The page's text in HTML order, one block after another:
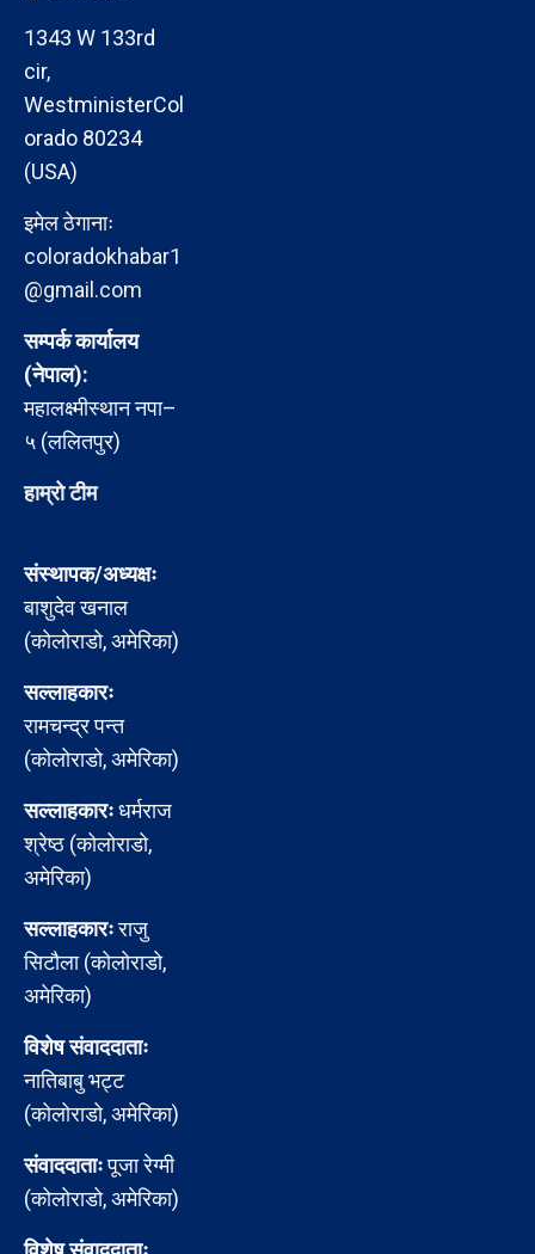
1343 W 133rd
cir,
WestministerCol
orado 80234
(USA)
इमेल ठेगानाः
coloradokhabar1
@gmail.com
सम्पर्क कार्यालय
(नेपाल):
महालक्ष्मीस्थान नपा–
५ (ललितपुर)
हाम्रो टीम
संस्थापक/अध्यक्षः
बाशुदेव खनाल
(कोलोराडो, अमेरिका)
सल्लाहकारः
रामचन्द्र पन्त
(कोलोराडो, अमेरिका)
सल्लाहकारःधर्मराज
श्रेष्ठ (कोलोराडो,
अमेरिका)
सल्लाहकारःराजु
सिटौला (कोलोराडो,
अमेरिका)
विशेष संवाददाताः
नातिबाबु भट्ट
(कोलोराडो, अमेरिका)
संवाददाताःपूजा रेग्मी
(कोलोराडो, अमेरिका)